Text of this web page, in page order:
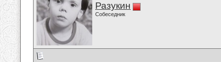
Разукин
Собеседник